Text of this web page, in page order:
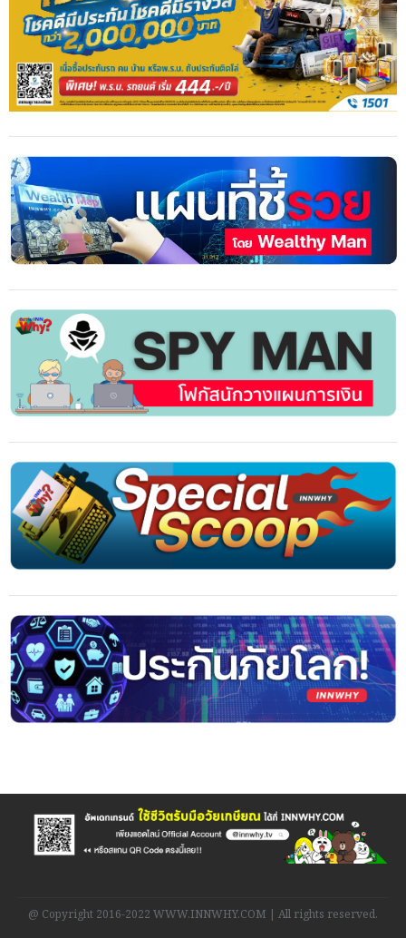
@ Copyright 2016-2022 WWW.INNWHY.COM | All rights reserved.